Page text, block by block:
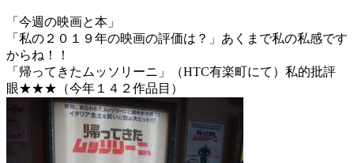
「今週の映画と本」
「私の２０１９年の映画の評価は？」あくまで私の私感です
からね！！
「帰ってきたムッソリーニ」（HTC有楽町にて）私的批評
眼★★★（今年１４２作品目）